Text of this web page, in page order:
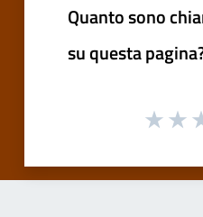
Quanto sono
su questa